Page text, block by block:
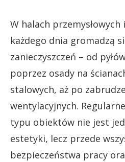
W halach przemysłowych
każdego dnia gromadzą
zanieczyszczeń – od
poprzez osady na
stalowych, aż po
wentylacyjnych.
typu obiektów nie jest
estetyki, lecz przede
bezpieczeństwa pracy